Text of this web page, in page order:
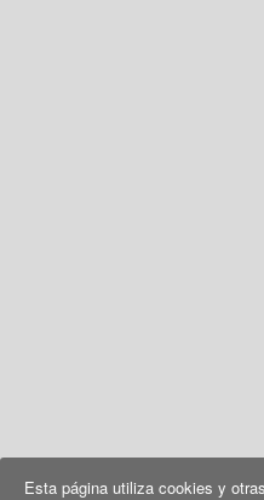
Esta página utiliza cookies y